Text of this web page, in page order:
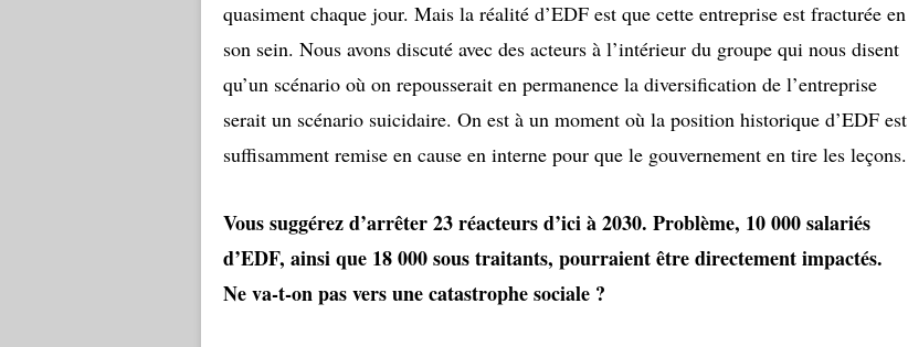
quasiment chaque jour. Mais la réalité d’EDF est que cette entreprise est fracturée en
son sein. Nous avons discuté avec des acteurs à l’intérieur du groupe qui nous disent
qu’un scénario où on repousserait en permanence la diversification de l’entreprise
serait un scénario suicidaire. On est à un moment où la position historique d’EDF est
suffisamment remise en cause en interne pour que le gouvernement en tire les leçons.
Vous suggérez d’arrêter 23 réacteurs d’ici à 2030. Problème, 10 000 salariés
d’EDF, ainsi que 18 000 sous traitants, pourraient être directement impactés.
Ne va-t-on pas vers une catastrophe sociale ?